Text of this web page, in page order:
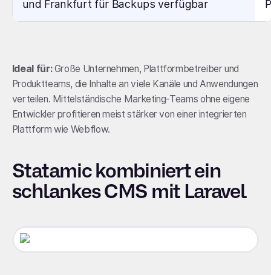
und Frankfurt für Backups verfügbar
Ideal für:Große Unternehmen, Plattformbetreiber und
Produktteams, die Inhalte an viele Kanäle und Anwendungen
verteilen. Mittelständische Marketing-Teams ohne eigene
Entwickler profitieren meist stärker von einer integrierten
Plattform wie Webflow.
Statamic kombiniert ein
schlankes CMS mit Laravel